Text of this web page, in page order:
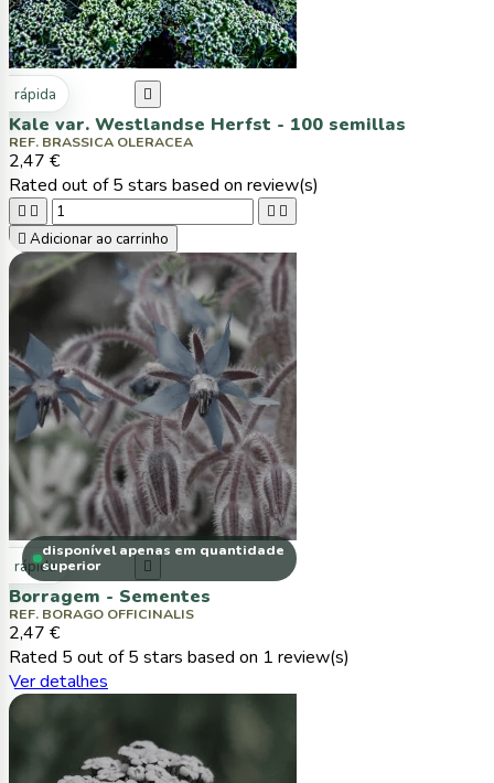
rápida 
Kale var. Westlandse Herfst - 100 semillas
REF. BRASSICA OLERACEA
2,47 €
Rated out of 5 stars based on review(s)
   
 Adicionar ao carrinho
disponível apenas em quantidade
superior
rápida 
Borragem - Sementes
REF. BORAGO OFFICINALIS
2,47 €
Rated 5 out of 5 stars based on 1 review(s)
Ver detalhes